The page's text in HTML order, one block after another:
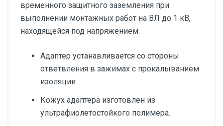
временного защитного заземления при
выполнении монтажных работ на ВЛ до 1 кВ,
находящейся под напряжением.
Адаптер устанавливается со стороны
ответвления в зажимах с прокалыванием
изоляции.
Кожух адаптера изготовлен из
ультрафиолетостойкого полимера.